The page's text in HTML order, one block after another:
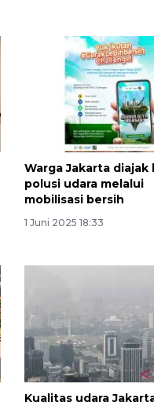
Warga Jakarta diajak
polusi udara melalui
mobilisasi bersih
1 Juni 2025 18:33
Kualitas udara